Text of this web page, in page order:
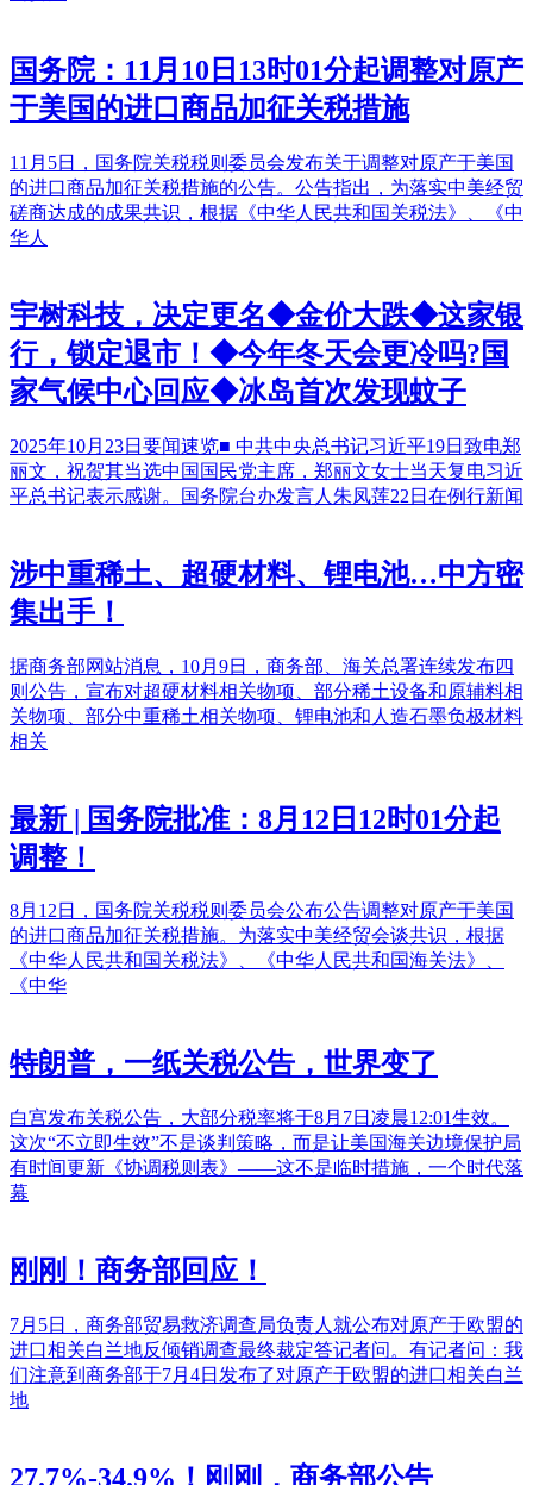
国务院：11月10日13时01分起调整对原产
于美国的进口商品加征关税措施
11月5日，国务院关税税则委员会发布关于调整对原产于美国
的进口商品加征关税措施的公告。公告指出，为落实中美经贸
磋商达成的成果共识，根据《中华人民共和国关税法》、《中
华人
宇树科技，决定更名◆金价大跌◆这家银
行，锁定退市！◆今年冬天会更冷吗?国
家气候中心回应◆冰岛首次发现蚊子
2025年10月23日要闻速览■ 中共中央总书记习近平19日致电郑
丽文，祝贺其当选中国国民党主席，郑丽文女士当天复电习近
平总书记表示感谢。国务院台办发言人朱凤莲22日在例行新闻
涉中重稀土、超硬材料、锂电池…中方密
集出手！
据商务部网站消息，10月9日，商务部、海关总署连续发布四
则公告，宣布对超硬材料相关物项、部分稀土设备和原辅料相
关物项、部分中重稀土相关物项、锂电池和人造石墨负极材料
相关
最新 | 国务院批准：8月12日12时01分起
调整！
8月12日，国务院关税税则委员会公布公告调整对原产于美国
的进口商品加征关税措施。为落实中美经贸会谈共识，根据
《中华人民共和国关税法》、《中华人民共和国海关法》、
《中华
特朗普，一纸关税公告，世界变了
白宫发布关税公告，大部分税率将于8月7日凌晨12:01生效。
这次“不立即生效”不是谈判策略，而是让美国海关边境保护局
有时间更新《协调税则表》——这不是临时措施，一个时代落
幕
刚刚！商务部回应！
7月5日，商务部贸易救济调查局负责人就公布对原产于欧盟的
进口相关白兰地反倾销调查最终裁定答记者问。有记者问：我
们注意到商务部于7月4日发布了对原产于欧盟的进口相关白兰
地
27.7%-34.9%！刚刚，商务部公告